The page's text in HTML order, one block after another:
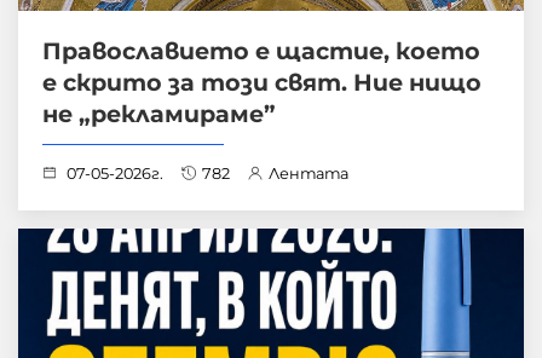
Православието е щастие, което
е скрито за този свят. Ние нищо
не „рекламираме”
07-05-2026г. 782 Лентата